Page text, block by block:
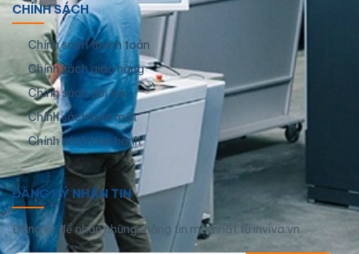
CHÍNH SÁCH
Chính sách thanh toán
Chính sách giao hàng
Chính sách đổi trả
Chính sách bảo mật
Chính sách bảo hành
ĐĂNG KÝ NHẬN TIN
Đăng ký để nhận những thông tin mới nhất từ inviva.vn